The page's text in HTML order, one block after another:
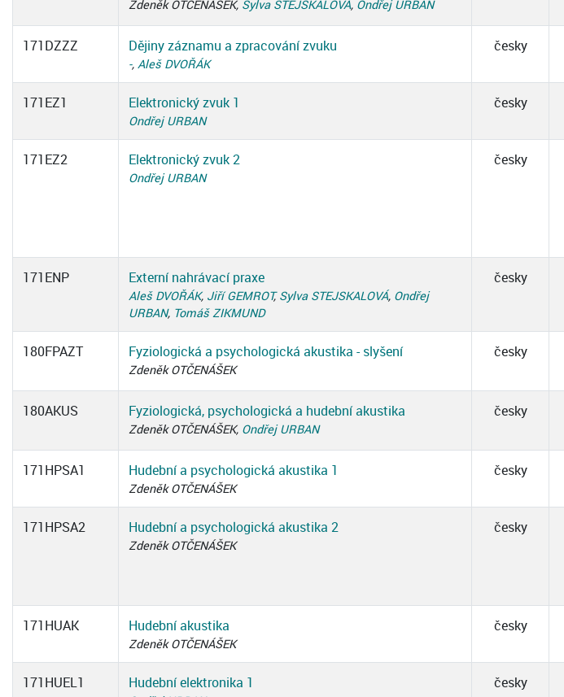
Zdeněk OTČENÁŠEK, Sylva STEJSKALOVÁ, Ondřej URBAN
171DZZZ Dějiny záznamu a zpracování zvuku
-, Aleš DVOŘÁK
česky
171EZ1 Elektronický zvuk 1
Ondřej URBAN
česky
171EZ2 Elektronický zvuk 2
Ondřej URBAN
česky
171ENP Externí nahrávací praxe
Aleš DVOŘÁK, Jiří GEMROT,Sylva STEJSKALOVÁ, Ondřej
URBAN, Tomáš ZIKMUND
česky
180FPAZT Fyziologická a psychologická akustika - slyšení
Zdeněk OTČENÁŠEK
česky
180AKUS Fyziologická, psychologická a hudební akustika
Zdeněk OTČENÁŠEK, Ondřej URBAN
česky
171HPSA1 Hudební a psychologická akustika 1
Zdeněk OTČENÁŠEK
česky
171HPSA2 Hudební a psychologická akustika 2
Zdeněk OTČENÁŠEK
česky
171HUAK Hudební akustika
Zdeněk OTČENÁŠEK
česky
171HUEL1 Hudební elektronika 1 česky